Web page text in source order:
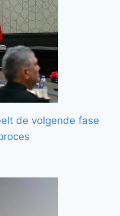
de volgende fase